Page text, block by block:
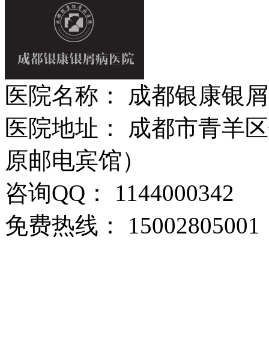
医院名称： 成都银康银
医院地址： 成都市青羊
原邮电宾馆）
咨询QQ： 1144000342
免费热线： 15002805001